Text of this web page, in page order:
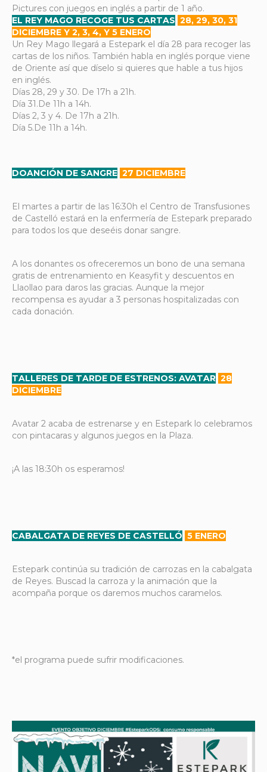
Pictures con juegos en inglés a partir de 1 año.
EL REY MAGO RECOGE TUS CARTAS 28, 29, 30, 31
DICIEMBRE Y 2, 3, 4, Y 5 ENERO
Un Rey Mago llegará a Estepark el día 28 para recoger las
cartas de los niños. También habla en inglés porque viene
de Oriente así que díselo si quieres que hable a tus hijos
en inglés.
Días 28, 29 y 30. De 17h a 21h.
Día 31.De 11h a 14h.
Días 2, 3 y 4. De 17h a 21h.
Día 5.De 11h a 14h.
DOANCIÓN DE SANGRE 27 DICIEMBRE
El martes a partir de las 16:30h el Centro de Transfusiones
de Castelló estará en la enfermería de Estepark preparado
para todos los que deseéis donar sangre.
A los donantes os ofreceremos un bono de una semana
gratis de entrenamiento en Keasyfit y descuentos en
Llaollao para daros las gracias. Aunque la mejor
recompensa es ayudar a 3 personas hospitalizadas con
cada donación.
TALLERES DE TARDE DE ESTRENOS: AVATAR 28
DICIEMBRE
Avatar 2 acaba de estrenarse y en Estepark lo celebramos
con pintacaras y algunos juegos en la Plaza.
¡A las 18:30h os esperamos!
CABALGATA DE REYES DE CASTELLÓ 5 ENERO
Estepark continúa su tradición de carrozas en la cabalgata
de Reyes. Buscad la carroza y la animación que la
acompaña porque os daremos muchos caramelos.
*el programa puede sufrir modificaciones.